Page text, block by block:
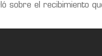
sobre el recibimiento